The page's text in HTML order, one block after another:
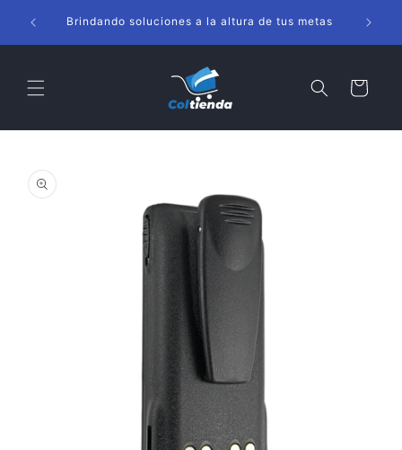
directamenteBrindando soluciones a la altura de tus metas
Carrito
a la
información